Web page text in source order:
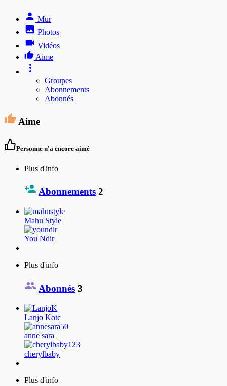
Mur
Photos
Vidéos
Aime
Groupes
Abonnements
Abonnés
Aime
Personne n'a encore aimé
Plus d'info
Abonnements 2
Mahu Style
You Ndir
Plus d'info
Abonnés 3
Lanjo Kotc
anne sara
cherylbaby
Plus d'info